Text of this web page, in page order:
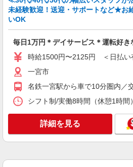
務先から選べます。
未経験：時給
る） 経験者：時給
日）＝31万6800円 ◆昇給あり ◆支払い方法 ※日
払い/週払い/月払い対
当社規定あり
本線「石刀駅」 ★その他、近隣に多数勤務地あり
ます！
キープ
派遣社員
株式会社kotrio /●NG-H-2093108
尾張一宮★未経験
場へ★サ高住スタッ
時給1500円〜
通費全支給(ガソリン
未経験歓迎！送迎・サポートなど★お
いOK
毎日1万円＊デイサービス＊運転好
時給1500円〜2125円 ＜日払い
一宮市
名鉄一宮駅から車で10分圏内／
シフト制/実働8時間（休憩1時
詳細を見る